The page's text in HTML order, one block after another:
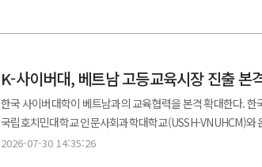
K-사이버대, 베트남 고등교육시장 진출
MOU 체결
한국 사이버대학이 베트남과의 교육협력을 본격 확대한다.
국립호치민대학교 인문사회과학대학교(USSH-VNUHCM)와
체결하고, 양국 간 디지털 고등교육 교류 확대에 나선다. 이번 협약은 2026년 6월 29일 원대협 이동진 회장과 베트남
2026-07-30 14:35:26